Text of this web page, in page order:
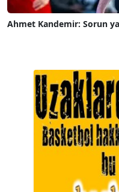
Ahmet Kandemir: Sorun
A. BAHRİ